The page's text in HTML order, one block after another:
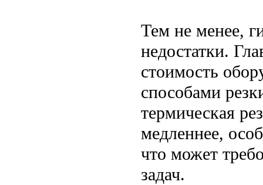
Тем не менее,
недостатки.
стоимость
способами
термическая
медленнее,
что может
задач.